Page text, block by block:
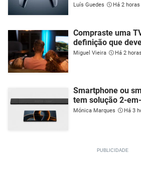
Luís Guedes Há 2 horas
Compraste uma
definição que
Miguel Vieira Há 2 horas
Smartphone ou
tem solução 2-
Mónica Marques Há 3